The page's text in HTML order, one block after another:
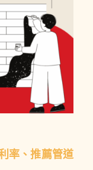
率、推薦管道